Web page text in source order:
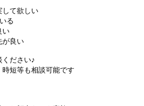
して欲しい
る
い
が良い
ださい♪
短等も相談可能です